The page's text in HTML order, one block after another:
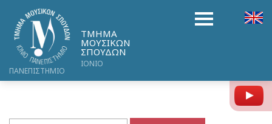
ΤΜΗΜΑ
ΜΟΥΣΙΚΩΝ
ΣΠΟΥΔΩΝ
ΙΟΝΙΟ
ΠΑΝΕΠΙΣΤΗΜΙΟ